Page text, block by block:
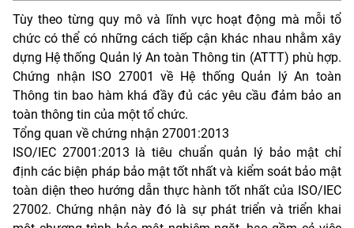
Tùy theo từng quy mô và lĩnh vực hoạt động mà mỗi tổ
chức có thể có những cách tiếp cận khác nhau nhằm xây
dựng Hệ thống Quản lý An toàn Thông tin (ATTT) phù hợp.
Chứng nhận ISO 27001 về Hệ thống Quản lý An toàn
Thông tin bao hàm khá đầy đủ các yêu cầu đảm bảo an
toàn thông tin của một tổ chức.
Tổng quan về chứng nhận 27001:2013
ISO/IEC 27001:2013 là tiêu chuẩn quản lý bảo mật chỉ
định các biện pháp bảo mật tốt nhất và kiểm soát bảo mật
toàn diện theo hướng dẫn thực hành tốt nhất của ISO/IEC
27002. Chứng nhận này đó là sự phát triển và triển khai